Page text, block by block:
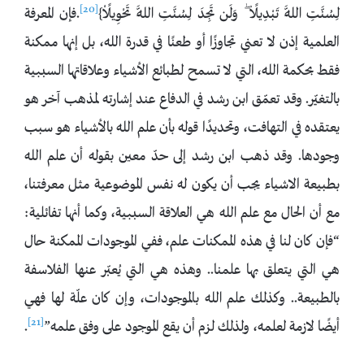
لِسُنَّتِ اللَّهِ تَبْدِيلًا ۖ وَلَن تَجِدَ لِسُنَّتِ اللَّهِ تَحْوِيلًاْ}[20]
.فإن المعرفة
العلمية إذن لا تعني تجاوزًا أو طعنًا في قدرة الله، بل إنها ممكنة
فقط بحكمة الله، التي لا تسمح لطبائع الأشياء وعلاقاتها السببية
بالتغيّر. وقد تعمّق ابن رشد في الدفاع عند إشارته لمذهب آخر هو
يعتقده في التهافت، وتحديدًا قوله بأن علم الله بالأشياء هو سبب
وجودها. وقد ذهب ابن رشد إلى حدّ معين بقوله أن علم الله
بطبيعة الاشياء يجب أن يكون له نفس الموضوعية مثل معرفتنا،
مع أن الحال مع علم الله هي العلاقة السببية، وكما أنها تفائلية:
“فإن كان لنا في هذه الممكنات علم، ففي الموجودات الممكنة حال
هي التي يتعلق بها علمنا.. وهذه هي التي يُعبّر عنها الفلاسفة
بالطبيعة.. وكذلك علم الله بالموجودات، وإن كان علّة لها فهي
أيضًا لازمة لعلمه، ولذلك لزم أن يقع الموجود على وفق علمه”[21]
.